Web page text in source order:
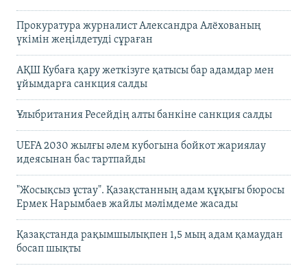
Прокуратура журналист Александра Алёхованың
үкімін жеңілдетуді сұраған
АҚШ Кубаға қару жеткізуге қатысы бар адамдар мен
ұйымдарға санкция салды
Ұлыбритания Ресейдің алты банкіне санкция салды
UEFA 2030 жылғы әлем кубогына бойкот жариялау
идеясынан бас тартпайды
"Жосықсыз ұстау". Қазақстанның адам құқығы бюросы
Ермек Нарымбаев жайлы мәлімдеме жасады
Қазақстанда рақымшылықпен 1,5 мың адам қамаудан
босап шықты